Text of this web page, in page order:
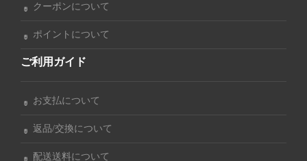
クーポンについて
ポイントについて
ご利用ガイド
お支払について
返品/交換について
配送送料について